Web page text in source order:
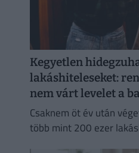
Kegyetlen
lakáshiteleseket:
nem várt levelet a
Csaknem öt év után
több mint 200 ezer